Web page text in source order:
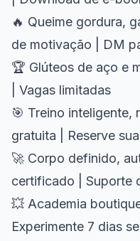
🔥 Queime gordura,
de motivação | DM
🏆 Glúteos de aço e
| Vagas limitadas
🎯 Treino inteligente,
gratuita | Reserve
🚀 Corpo definido,
certificado | Suporte
💥 Academia
Experimente 7 dias